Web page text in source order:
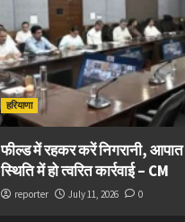
हरियाणा
फील्ड में रहकर करें निगरानी, आपात
स्थिति में हो त्वरित कार्रवाई – CM
reporter July 11, 2026 0